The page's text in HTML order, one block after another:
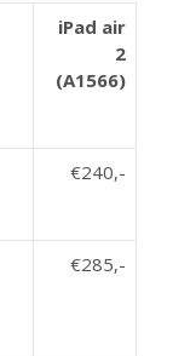
iPad air
2
(A1566)
€240,-
€285,-